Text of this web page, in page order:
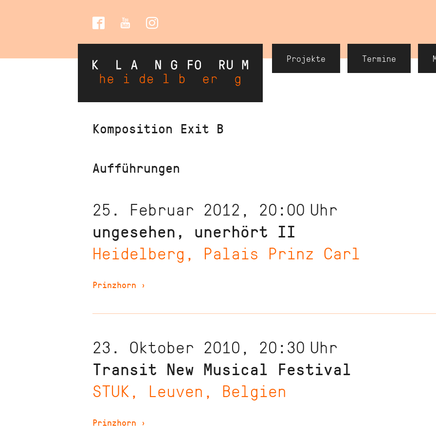
Social
Header
Navigation
Projekte Termine
Komposition Exit B
Aufführungen
25. Februar 2012, 20:00 Uhr
ungesehen, unerhört II
Heidelberg, Palais Prinz Carl
Prinzhorn ›
23. Oktober 2010, 20:30 Uhr
Transit New Musical Festival
STUK, Leuven, Belgien
Prinzhorn ›